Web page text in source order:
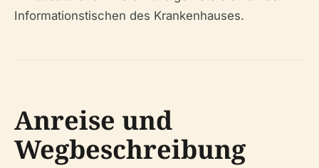
Informationstischen des Krankenhauses.
Anreise und
Wegbeschreibung